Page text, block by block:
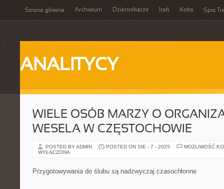
Strona główna Archiwum Dziennikarze Irak Koks Spis
ANALITYCY
WIELE OSÓB MARZY O
WESELA W CZĘSTOCHOWIE
POSTED BY ADMIN POSTED ON SIE - 7 - 2025
MOŻLIWOŚĆ
WYŁĄCZONA
Przygotowywania do ślubu są nadzwyczaj czasochłonne